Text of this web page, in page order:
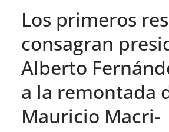
Los primeros
consagran
Alberto
a la remontada
Mauricio Macri-